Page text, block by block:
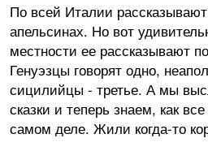
По всей Италии
апельсинах. Но вот
местности ее рассказывают
Генуэзцы говорят одно,
сицилийцы - третье. А мы
сказки и теперь знаем, как
самом деле. Жили когда-то